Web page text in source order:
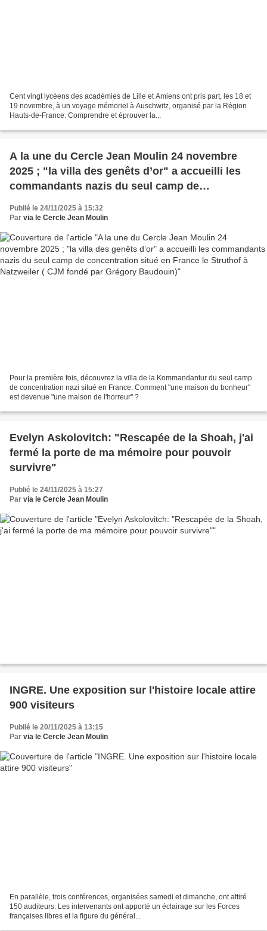
Cent vingt lycéens des académies de Lille et Amiens ont pris part, les 18 et
19 novembre, à un voyage mémoriel à Auschwitz, organisé par la Région
Hauts-de-France. Comprendre et éprouver la...
A la une du Cercle Jean Moulin 24 novembre
2025 ; "la villa des genêts d’or" a accueilli les
commandants nazis du seul camp de
concentration situé en France le Struthof à
Natzweiler ( CJM fondé par Grégory Baudouin)
Publié le 24/11/2025 à 15:32
Par via le Cercle Jean Moulin
Pour la première fois, découvrez la villa de la Kommandantur du seul camp
de concentration nazi situé en France. Comment "une maison du bonheur"
est devenue "une maison de l'horreur" ?
Evelyn Askolovitch: "Rescapée de la Shoah, j'ai
fermé la porte de ma mémoire pour pouvoir
survivre"
Publié le 24/11/2025 à 15:27
Par via le Cercle Jean Moulin
INGRE. Une exposition sur l'histoire locale attire
900 visiteurs
Publié le 20/11/2025 à 13:15
Par via le Cercle Jean Moulin
En parallèle, trois conférences, organisées samedi et dimanche, ont attiré
150 auditeurs. Les intervenants ont apporté un éclairage sur les Forces
françaises libres et la figure du général...